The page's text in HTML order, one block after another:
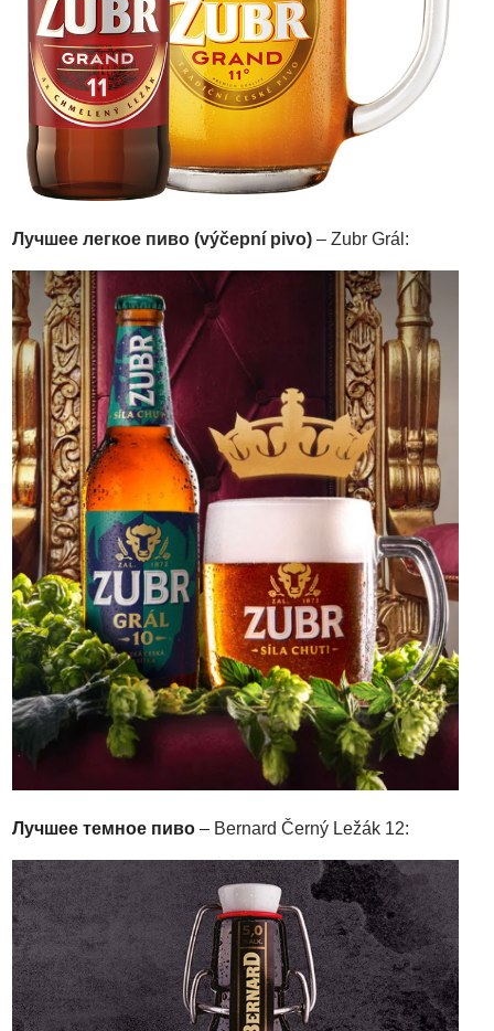
Лучшее легкое пиво (výčepní pivo) – Zubr Grál:
Лучшее темное пиво – Bernard Černý Ležák 12: